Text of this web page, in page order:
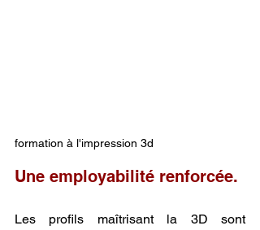
formation à l'impression 3d
Une employabilité renforcée.
Les profils maîtrisant la 3D sont